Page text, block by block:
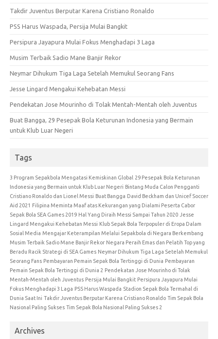
Takdir Juventus Berputar Karena Cristiano Ronaldo
PSS Harus Waspada, Persija Mulai Bangkit
Persipura Jayapura Mulai Fokus Menghadapi 3 Laga
Musim Terbaik Sadio Mane Banjir Rekor
Neymar Dihukum Tiga Laga Setelah Memukul Seorang Fans
Jesse Lingard Mengakui Kehebatan Messi
Pendekatan Jose Mourinho di Tolak Mentah-Mentah oleh Juventus
Buat Bangga, 29 Pesepak Bola Keturunan Indonesia yang Bermain
untuk Klub Luar Negeri
Tags
3 Program Sepakbola Mengatasi Kemiskinan Global 29 Pesepak Bola Keturunan
Indonesia yang Bermain untuk Klub Luar Negeri Bintang Muda Calon Pengganti
Cristiano Ronaldo dan Lionel Messi Buat Bangga David Beckham dan Unicef Soccer
Aid 2021 Filipina Meminta Maaf atas Kekurangan yang Dialami Peserta Cabor
Sepak Bola SEA Games 2019 Hal Yang Diraih Messi Sampai Tahun 2020 Jesse
Lingard Mengakui Kehebatan Messi Klub Sepak Bola Terpopuler di Eropa Dalam
Sosial Media Mengajar Keterampilan Melalui Sepakbola di Negara Berkembang
Musim Terbaik Sadio Mane Banjir Rekor Negara Peraih Emas dan Pelatih Top yang
Beradu Racik Strategi di SEA Games Neymar Dihukum Tiga Laga Setelah Memukul
Seorang Fans Pembayaran Pemain Sepak Bola Tertinggi di Dunia Pembayaran
Pemain Sepak Bola Tertinggi di Dunia 2 Pendekatan Jose Mourinho di Tolak
Mentah-Mentah oleh Juventus Persija Mulai Bangkit Persipura Jayapura Mulai
Fokus Menghadapi 3 Laga PSS Harus Waspada Stadion Sepak Bola Termahal di
Dunia Saat Ini Takdir Juventus Berputar Karena Cristiano Ronaldo Tim Sepak Bola
Nasional Paling Sukses Tim Sepak Bola Nasional Paling Sukses 2
Archives